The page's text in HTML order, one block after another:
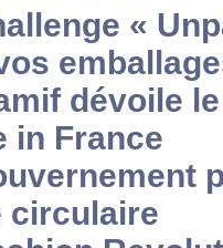
«
dévoile
in France
circulaire